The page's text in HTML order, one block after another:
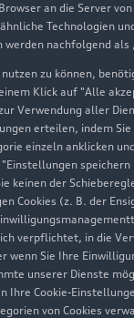
an die Server
Technologien
nachfolgend als
zu können,
Klick auf "Alle
Verwendung aller
erteilen, indem
einzeln anklicken
keinen der
Cookies (z. B. der
verpflichtet, in die
wenn Sie Ihre
unserer Dienste
Ihre Cookie-
von Cookies
Sie
Zur Teamübersicht
kontaktieren